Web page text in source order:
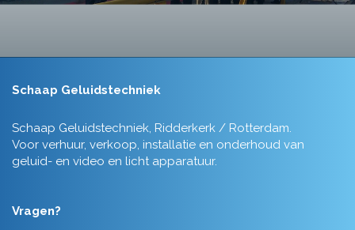
Schaap Geluidstechniek
Schaap Geluidstechniek, Ridderkerk / Rotterdam.
Voor verhuur, verkoop, installatie en onderhoud van
geluid- en video en licht apparatuur.
Vragen?